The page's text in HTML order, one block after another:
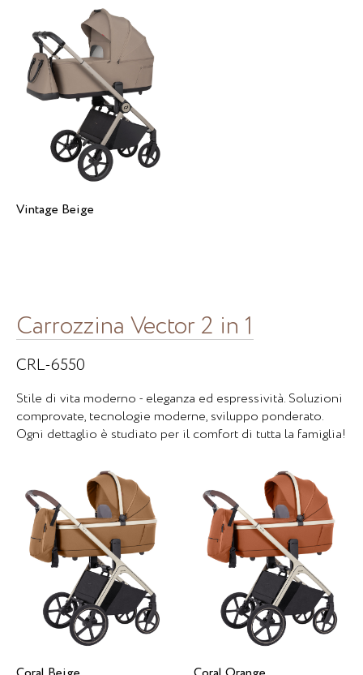
Vintage Beige
Carrozzina Vector 2 in 1
CRL-6550
Stile di vita moderno - eleganza ed espressività. Soluzioni
comprovate, tecnologie moderne, sviluppo ponderato.
Ogni dettaglio è studiato per il comfort di tutta la famiglia!